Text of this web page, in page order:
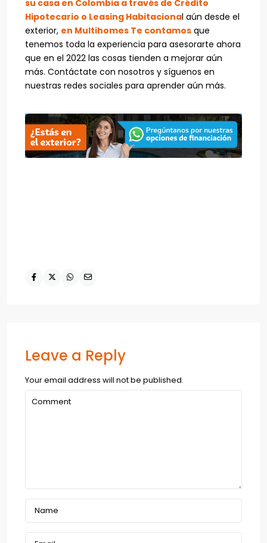
su casa en Colombia a través de Crédito
Hipotecario o Leasing Habitacional aún desde el
exterior, en Multihomes Te contamos que
tenemos toda la experiencia para asesorarte ahora
que en el 2022 las cosas tienden a mejorar aún
más. Contáctate con nosotros y síguenos en
nuestras redes sociales para aprender aún más.
Leave a Reply
Your email address will not be published.